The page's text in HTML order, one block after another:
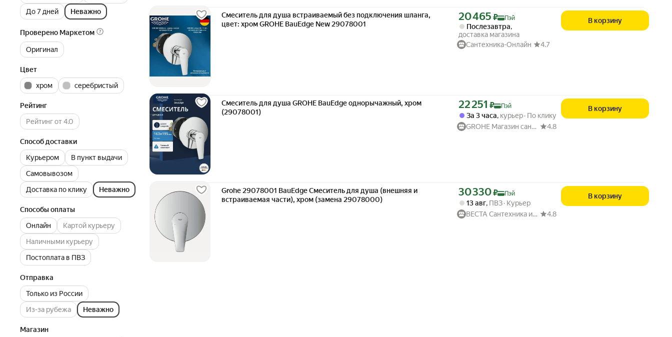
До 7 дней
Неважно
Проверено Маркетом
Оригинал
Цвет
хром
серебристый
Рейтинг
Рейтинг от 4.0
Способ доставки
Курьером
В пункт выдачи
Самовывозом
Доставка по клику
Неважно
Способы оплаты
Онлайн
Картой курьеру
Наличными курьеру
Постоплата в ПВЗ
Отправка
Только из России
Из-за рубежа
Неважно
Магазин
Смеситель для душа встраиваемый без подключения шланга,
цвет: хром GROHE BauEdge New 29078001
Цена с картой Яндекс Пэй 20465 ₽ вместо
20 465 ₽ Пэй
Послезавтра,
доставка магазина
Сантехника-Онлайн
4.7
В корзину
Смеситель для душа GROHE BauEdge однорычажный, хром
(29078001)
Цена с картой Яндекс Пэй 22251 ₽ вместо
22 251 ₽ Пэй
За 3 часа, курьер По клику
GROHE Магазин сантехники
4.8
В корзину
Grohe 29078001 BauEdge Смеситель для душа (внешняя и
встраиваемая части), хром (замена 29078000)
Цена с картой Яндекс Пэй 30330 ₽ вместо
30 330₽ Пэй
13 авг, ПВЗ Курьер
ВЕСТА Сантехника из Европы
4.8
В корзину